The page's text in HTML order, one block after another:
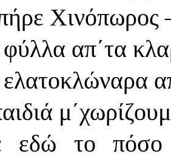
Χινόπωρος
απ΄τα
εδώ το πόσο